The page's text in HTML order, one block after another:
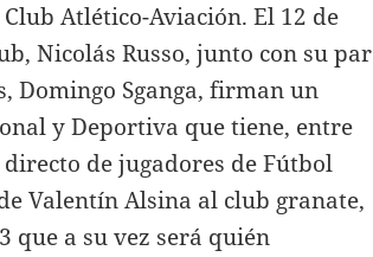
Club Atlético-Aviación. El 12 de
Nicolás Russo, junto con su par
Domingo Sganga, firman un
y Deportiva que tiene, entre
de jugadores de Fútbol
Valentín Alsina al club granate,
que a su vez será quién